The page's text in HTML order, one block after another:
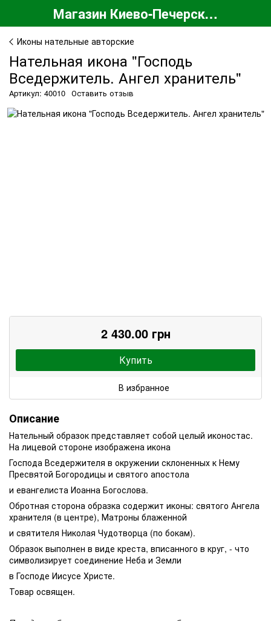
Магазин Киево-Печерской Лавры
Иконы нательные авторские
Нательная икона "Господь
Вседержитель. Ангел хранитель"
Артикул: 40010 Оставить отзыв
2 430.00 грн
Купить
В избранное
Описание
Нательный образок представляет собой целый иконостас.
На лицевой стороне изображена икона
Господа Вседержителя в окружении склоненных к Нему
Пресвятой Богородицы и святого апостола
и евангелиста Иоанна Богослова.
Обротная сторона образка содержит иконы: святого Ангела
хранителя (в центре), Матроны блаженной
и святителя Николая Чудотворца (по бокам).
Образок выполнен в виде креста, вписанного в круг, - что
символизирует соединение Неба и Земли
в Господе Иисусе Христе.
Товар освящен.